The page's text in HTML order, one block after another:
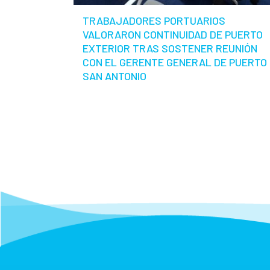
TRABAJADORES PORTUARIOS
VALORARON CONTINUIDAD DE PUERTO
EXTERIOR TRAS SOSTENER REUNIÓN
CON EL GERENTE GENERAL DE PUERTO
SAN ANTONIO